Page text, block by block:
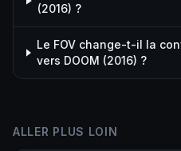
(2016) ?
Le FOV change-t-il la
vers DOOM (2016) ?
ALLER PLUS LOIN